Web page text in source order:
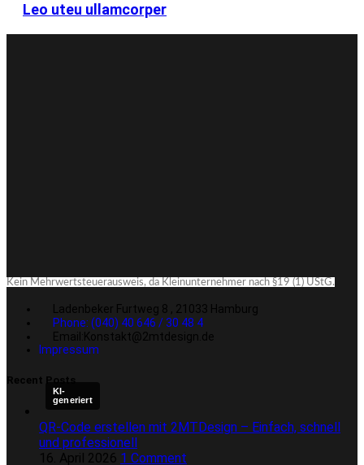
Leo uteu ullamcorper
Kein Mehrwertsteuerausweis, da Kleinunternehmer nach §19 (1) UStG.
Ladenbeker Furtweg 8 , 21033 Hamburg
Phone: (040) 40 646 / 30 48 4
Email:Konstakt@2mtdesign.de
Impressum
Recent Posts
KI-
generiert
QR-Code erstellen mit 2MTDesign – Einfach, schnell
und professionell
16. April 2026 1 Comment